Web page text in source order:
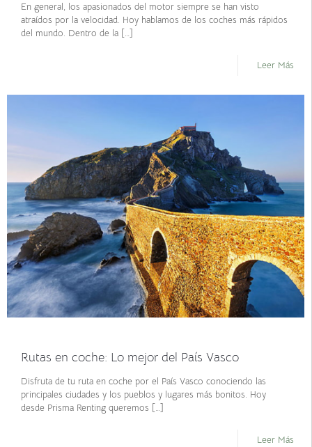
En general, los apasionados del motor siempre se han visto
atraídos por la velocidad. Hoy hablamos de los coches más rápidos
del mundo. Dentro de la […]
Leer Más
Rutas en coche: Lo mejor del País Vasco
Disfruta de tu ruta en coche por el País Vasco conociendo las
principales ciudades y los pueblos y lugares más bonitos. Hoy
desde Prisma Renting queremos […]
Leer Más